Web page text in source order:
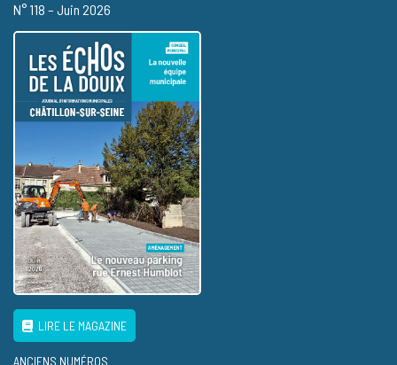
N° 118 – Juin 2026
LIRE LE MAGAZINE
ANCIENS NUMÉROS